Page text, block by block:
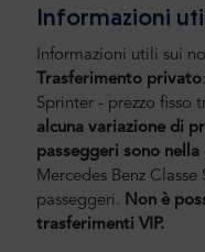
Informazioni
Informazioni utili sui
Trasferimento privato
Sprinter - prezzo fisso
alcuna variazione di
passeggeri sono nella
Mercedes Benz Classe
passeggeri. Non è
trasferimenti VIP.